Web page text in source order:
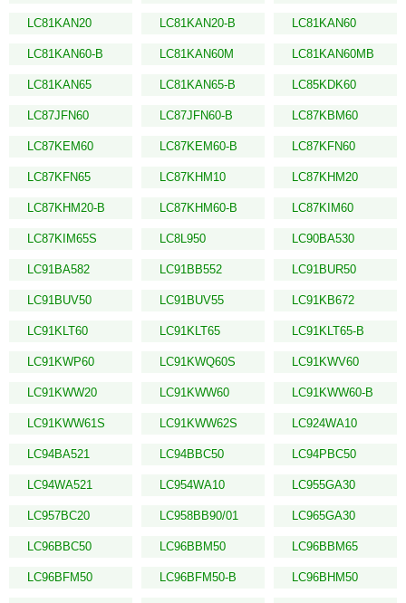
LC81KAN20 LC81KAN20-B LC81KAN60
LC81KAN60-B LC81KAN60M LC81KAN60MB
LC81KAN65 LC81KAN65-B LC85KDK60
LC87JFN60 LC87JFN60-B LC87KBM60
LC87KEM60 LC87KEM60-B LC87KFN60
LC87KFN65 LC87KHM10 LC87KHM20
LC87KHM20-B LC87KHM60-B LC87KIM60
LC87KIM65S LC8L950 LC90BA530
LC91BA582 LC91BB552 LC91BUR50
LC91BUV50 LC91BUV55 LC91KB672
LC91KLT60 LC91KLT65 LC91KLT65-B
LC91KWP60 LC91KWQ60S LC91KWV60
LC91KWW20 LC91KWW60 LC91KWW60-B
LC91KWW61S LC91KWW62S LC924WA10
LC94BA521 LC94BBC50 LC94PBC50
LC94WA521 LC954WA10 LC955GA30
LC957BC20 LC958BB90/01 LC965GA30
LC96BBC50 LC96BBM50 LC96BBM65
LC96BFM50 LC96BFM50-B LC96BHM50